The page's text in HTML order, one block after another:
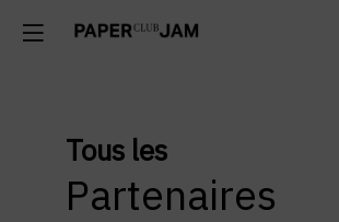
Tous les
Partenaires